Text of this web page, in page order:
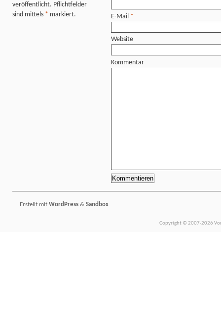
veröffentlicht. Pflichtfelder
sind mittels * markiert. E-Mail *
Website
Kommentar
Erstellt mit WordPress & Sandbox
Copyright © 2007-2026